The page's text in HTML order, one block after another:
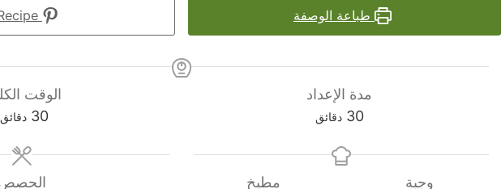
طباعة الوصفة Pin Recipe
مدة الإعداد
30 دقائق
دقائق
الوقت
30 دقائق
وجبة مطبخ